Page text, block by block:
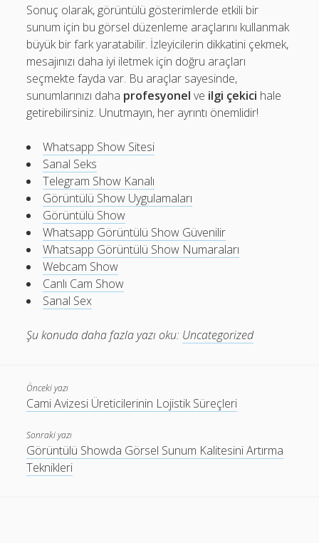
Sonuç olarak, görüntülü gösterimlerde etkili bir
sunum için bu görsel düzenleme araçlarını kullanmak
büyük bir fark yaratabilir. İzleyicilerin dikkatini çekmek,
mesajınızı daha iyi iletmek için doğru araçları
seçmekte fayda var. Bu araçlar sayesinde,
sunumlarınızı daha profesyonel ve ilgi çekici hale
getirebilirsiniz. Unutmayın, her ayrıntı önemlidir!
Whatsapp Show Sitesi
Sanal Seks
Telegram Show Kanalı
Görüntülü Show Uygulamaları
Görüntülü Show
Whatsapp Görüntülü Show Güvenilir
Whatsapp Görüntülü Show Numaraları
Webcam Show
Canlı Cam Show
Sanal Sex
Şu konuda daha fazla yazı oku: Uncategorized
Önceki yazı
Cami Avizesi Üreticilerinin Lojistik Süreçleri
Sonraki yazı
Görüntülü Showda Görsel Sunum Kalitesini Artırma
Teknikleri